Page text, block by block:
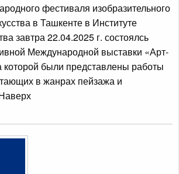
фестиваля изобразительного
в Ташкенте в Институте
завтра 22.04.2025 г. состоялсь
Международной выставки «Арт-
которой были представлены работы
в жанрах пейзажа и